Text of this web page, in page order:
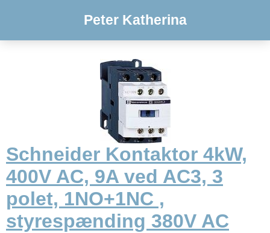
Peter Katherina
Schneider Kontaktor 4kW,
400V AC, 9A ved AC3, 3
polet, 1NO+1NC ,
styrespænding 380V AC